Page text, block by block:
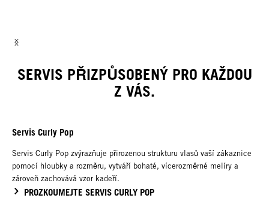
SERVIS PŘIZPŮSOBENÝ PRO KAŽDOU
Z VÁS.
Servis Curly Pop
Servis Curly Pop zvýrazňuje přirozenou strukturu vlasů vaší zákaznice
pomocí hloubky a rozměru, vytváří bohaté, vícerozměrné melíry a
zároveň zachovává vzor kadeří.
PROZKOUMEJTE SERVIS CURLY POP